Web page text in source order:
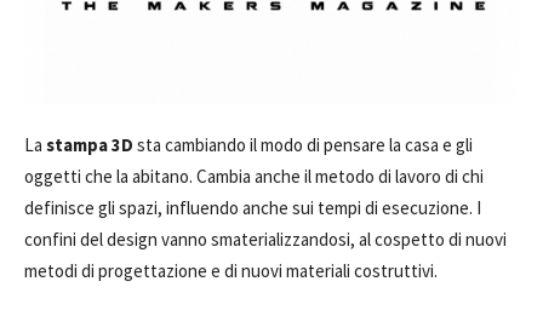
La stampa 3D sta cambiando il modo di pensare la casa e gli
oggetti che la abitano. Cambia anche il metodo di lavoro di chi
definisce gli spazi, influendo anche sui tempi di esecuzione. I
confini del design vanno smaterializzandosi, al cospetto di nuovi
metodi di progettazione e di nuovi materiali costruttivi.